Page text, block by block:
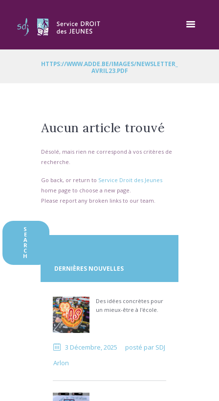
HTTPS://WWW.ADDE.BE/IMAGES/NEWSLETTER_
AVRIL23.PDF
Aucun article trouvé
Désolé, mais rien ne correspond à vos critères de
recherche.
Go back, or return to Service Droit des Jeunes
home page to choose a new page.
Please report any broken links to our team.
DERNIÈRES NOUVELLES
Des idées concrètes pour
un mieux-être à l'école.
3 Décembre, 2025 posté par SDJ
Arlon